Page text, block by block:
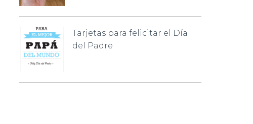
Tarjetas para felicitar el Día
del Padre